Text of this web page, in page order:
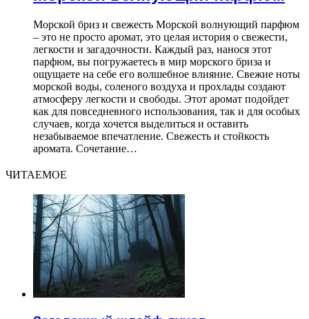
Морской бриз и свежесть Морской волнующий парфюм
– это не просто аромат, это целая история о свежести,
легкости и загадочности. Каждый раз, нанося этот
парфюм, вы погружаетесь в мир морского бриза и
ощущаете на себе его волшебное влияние. Свежие ноты
морской воды, соленого воздуха и прохлады создают
атмосферу легкости и свободы. Этот аромат подойдет
как для повседневного использования, так и для особых
случаев, когда хочется выделиться и оставить
незабываемое впечатление. Свежесть и стойкость
аромата. Сочетание…
ЧИТАЕМОЕ